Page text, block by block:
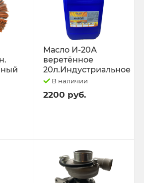
Масло И-20А
веретённое
20л.Индустриальное
В наличии
2200 руб.